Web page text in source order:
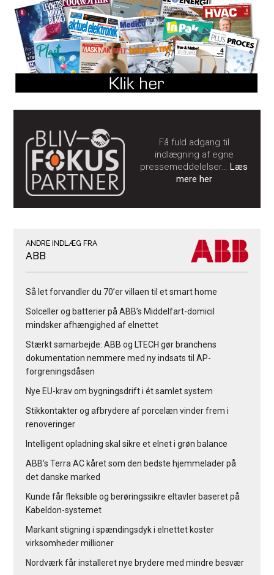
Få fuld adgang til
indlægning af egne
pressemeddelelser…Læs
mere her
ANDRE INDLÆG FRA
ABB
Så let forvandler du 70’er villaen til et smart home
Solceller og batterier på ABB’s Middelfart-domicil
mindsker afhængighed af elnettet
Stærkt samarbejde: ABB og LTECH gør branchens
dokumentation nemmere med ny indsats til AP-
forgreningsdåsen
Nye EU-krav om bygningsdrift i ét samlet system
Stikkontakter og afbrydere af porcelæn vinder frem i
renoveringer
Intelligent opladning skal sikre et elnet i grøn balance
ABB’s Terra AC kåret som den bedste hjemmelader på
det danske marked
Kunde får fleksible og berøringssikre eltavler baseret på
Kabeldon-systemet
Markant stigning i spændingsdyk i elnettet koster
virksomheder millioner
Nordværk får installeret nye brydere med mindre besvær